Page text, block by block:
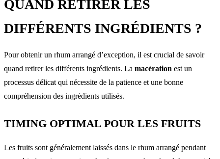
QUAND RETIRER LES
DIFFÉRENTS INGRÉDIENTS ?
Pour obtenir un rhum arrangé d’exception, il est crucial de savoir
quand retirer les différents ingrédients. La macération est un
processus délicat qui nécessite de la patience et une bonne
compréhension des ingrédients utilisés.
TIMING OPTIMAL POUR LES FRUITS
Les fruits sont généralement laissés dans le rhum arrangé pendant